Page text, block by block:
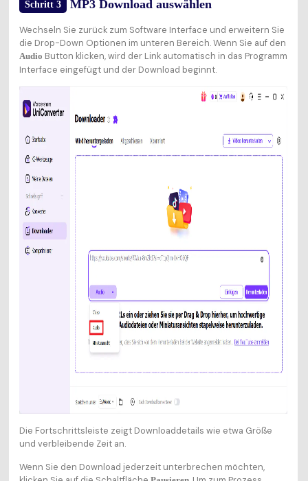
Schritt 3 MP3 Download auswählen
Wechseln Sie zurück zum Software Interface und erweitern Sie
die Drop-Down Optionen im unteren Bereich. Wenn Sie auf den
Audio Button klicken, wird der Link automatisch in das Programm
Interface eingefügt und der Download beginnt.
Die Fortschrittsleiste zeigt Downloaddetails wie etwa Größe
und verbleibende Zeit an.
Wenn Sie den Download jederzeit unterbrechen möchten,